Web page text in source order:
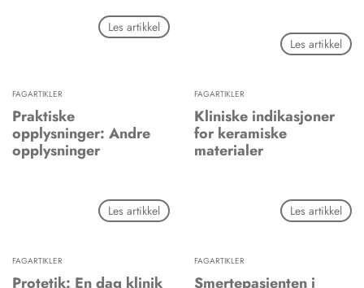
Les artikkel
Les artikkel
FAGARTIKLER
Praktiske
opplysninger: Andre
opplysninger
Les artikkel
FAGARTIKLER
Kliniske indikasjoner
for keramiske
materialer
Les artikkel
FAGARTIKLER
Protetik: En dag klinik
FAGARTIKLER
Smertepasienten i